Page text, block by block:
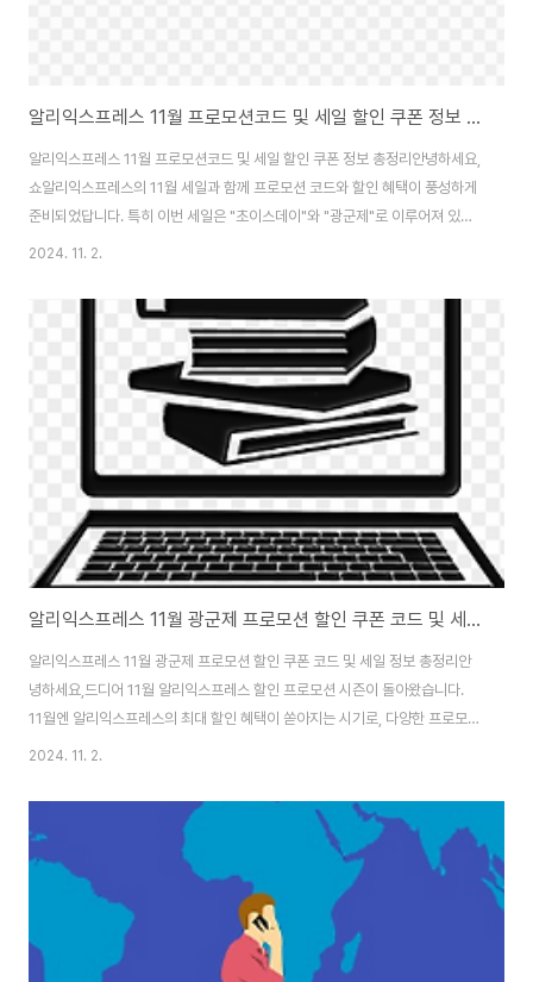
알리익스프레스 11월 프로모션코드 및 세일 할인 쿠폰 정보 총정리
알리익스프레스 11월 프로모션코드 및 세일 할인 쿠폰 정보 총정리안녕하세요,
쇼알리익스프레스의 11월 세일과 함께 프로모션 코드와 할인 혜택이 풍성하게
준비되었답니다. 특히 이번 세일은 "초이스데이"와 "광군제"로 이루어져 있어
서 그야말로 쇼핑의 대축제라고 할 수 있죠! 이번 포스팅에서는 알리익스프레
함께하세요. 💖1. 11월 초이스데이 세일 (11월 1일~11월 7일)11월 1일부터 7
일까지 진행되는 초이스데이 세일은 알리익스프레스의 연중 주요 할인 행사 중
하나입니다. 이 기간 동안은 다양한 제품들이 파격적으로 할인되기 때문에 미
리 장바구니를 준비해 두시는 것이 좋습니다. 😄 특히, 많은 제품이 최대 50%
2024. 11. 2.
알리익스프레스 11월 광군제 프로모션 할인 쿠폰 코드 및 세일 정보 총정리
알리익스프레스 11월 광군제 프로모션 할인 쿠폰 코드 및 세일 정보 총정리안
녕하세요,드디어 11월 알리익스프레스 할인 프로모션 시즌이 돌아왔습니다.
11월엔 알리익스프레스의 최대 할인 혜택이 쏟아지는 시기로, 다양한 프로모션
코드와 할인 혜택을 활용해 알뜰하게 쇼핑할 수 있습니다. 오늘은 11월의 핵심
월 7일11월 1일부터 7일까지 초이스데이 세일이 진행됩니다! 이 기간 동안엔
알리익스프레스 전 상품에 걸쳐 큰 폭의 할인이 제공됩니다. 컴퓨터, 전자기기,
패션, 생활용품 등 다양한 카테고리에서 할인 혜택을 누리세요. 알리익스프레
스 11월 광군제 할인 프로모션 코드 바로가기 AliExpress - Online
2024. 11. 2.